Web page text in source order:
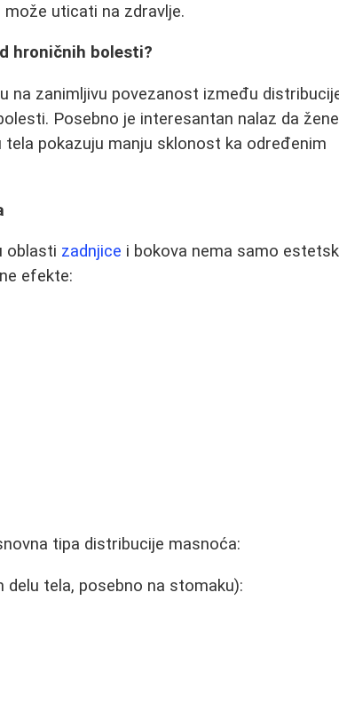
uticati na zdravlje.
hroničnih bolesti?
na zanimljivu povezanost između
Posebno je interesantan nalaz da žene
pokazuju manju sklonost ka određenim
oblasti zadnjice i bokova nema samo
efekte:
tipa distribucije masnoća:
tela, posebno na stomaku):